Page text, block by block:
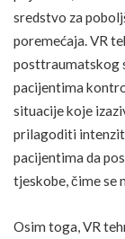
sredstvo za
poremećaja. VR
posttraumatskog
pacijentima
situacije koje
prilagoditi
pacijentima da
tjeskobe, čime se
Osim toga, VR